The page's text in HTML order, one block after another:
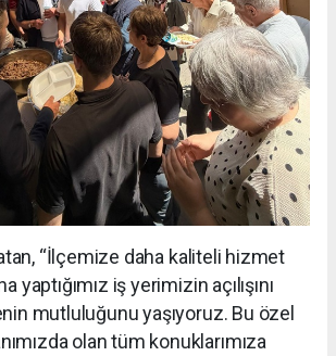
“İlçemize daha kaliteli hizmet
yaptığımız iş yerimizin açılışını
mutluluğunu yaşıyoruz. Bu özel
olan tüm konuklarımıza